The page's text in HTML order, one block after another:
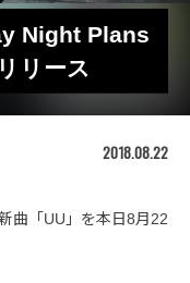
Night Plans
リース
2018.08.22
曲「UU」を本日8月22